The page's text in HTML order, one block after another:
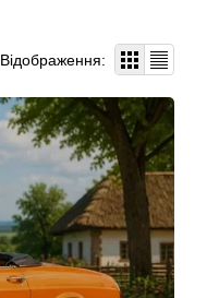
Відображення: